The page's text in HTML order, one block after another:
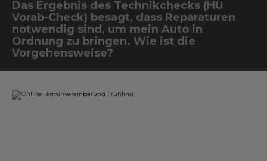
Das Ergebnis des Technikchecks (HU
Vorab-Check) besagt, dass Reparaturen
notwendig sind, um mein Auto in
Ordnung zu bringen. Wie ist die
Vorgehensweise?